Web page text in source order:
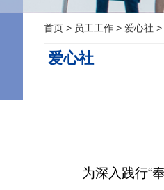
首页 > 员工工作 > 爱心社 >
爱心社
为深入践行“